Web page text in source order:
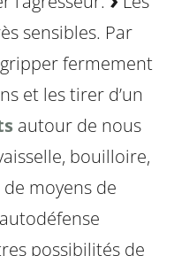
sensibles. Par
fermement
et les tirer d’un
autour de nous
bouilloire,
moyens de
possibilités de